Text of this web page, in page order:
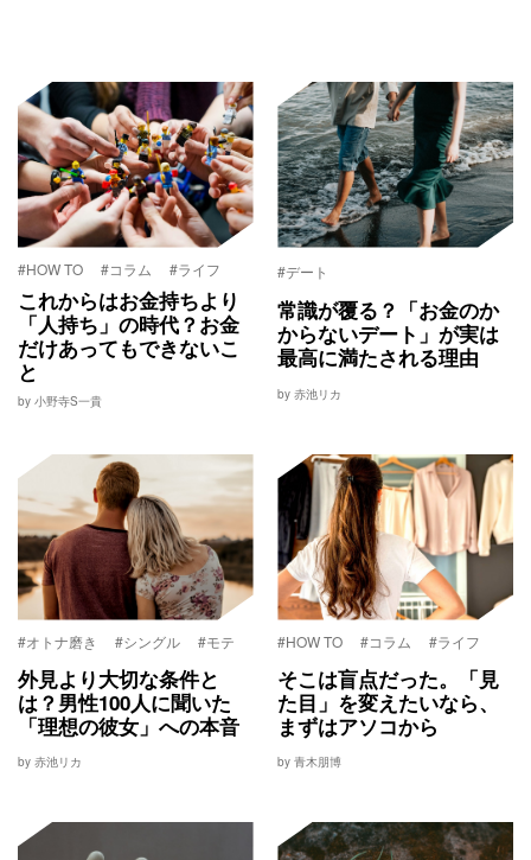
#HOW TO #コラム #ライフ
これからはお金持ちより
「人持ち」の時代？お金
だけあってもできないこ
と
by 小野寺S一貴
#デート
常識が覆る？「お金のか
からないデート」が実は
最高に満たされる理由
by 赤池リカ
#オトナ磨き #シングル #モテ
外見より大切な条件と
は？男性100人に聞いた
「理想の彼女」への本音
by 赤池リカ
#HOW TO #コラム #ライフ
そこは盲点だった。「見
た目」を変えたいなら、
まずはアソコから
by 青木朋博